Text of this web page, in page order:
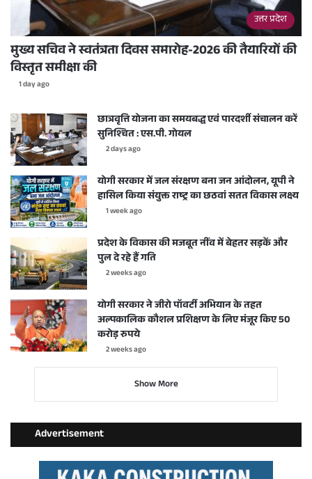
उत्तर प्रदेश
मुख्य सचिव ने स्वतंत्रता दिवस समारोह-2026 की तैयारियों की
विस्तृत समीक्षा की
1 day ago
छात्रवृत्ति योजना का समयबद्ध एवं पारदर्शी संचालन करें
सुनिश्चित : एस.पी. गोयल
2 days ago
योगी सरकार में जल संरक्षण बना जन आंदोलन, यूपी ने
हासिल किया संयुक्त राष्ट्र का छठवां सतत विकास लक्ष्य
1 week ago
प्रदेश के विकास की मजबूत नींव में बेहतर सड़कें और
पुल दे रहे हैं गति
2 weeks ago
योगी सरकार ने जीरो पॉवर्टी अभियान के तहत
अल्पकालिक कौशल प्रशिक्षण के लिए मंजूर किए 50
करोड़ रुपये
2 weeks ago
Show More
Advertisement